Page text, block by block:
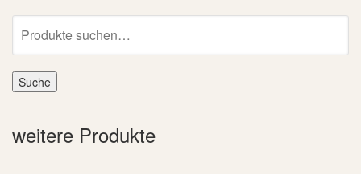
nach:
Suche
weitere Produkte